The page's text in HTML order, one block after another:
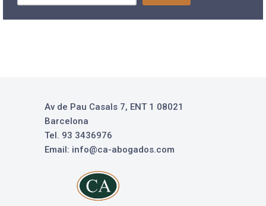
Av de Pau Casals 7, ENT 1 08021
Barcelona
Tel. 93 3436976
Email: info@ca-abogados.com